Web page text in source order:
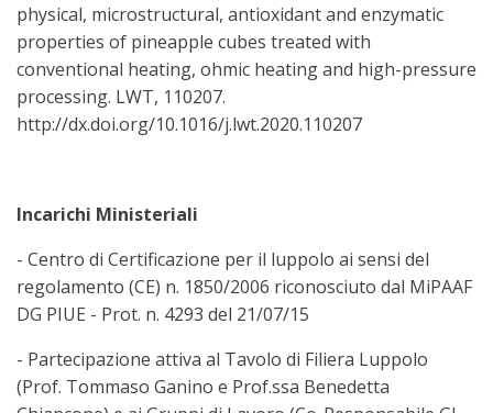
physical, microstructural, antioxidant and enzymatic
properties of pineapple cubes treated with
conventional heating, ohmic heating and high-pressure
processing. LWT, 110207.
http://dx.doi.org/10.1016/j.lwt.2020.110207
Incarichi Ministeriali
- Centro di Certificazione per il luppolo ai sensi del
regolamento (CE) n. 1850/2006 riconosciuto dal MiPAAF
DG PIUE - Prot. n. 4293 del 21/07/15
- Partecipazione attiva al Tavolo di Filiera Luppolo
(Prof. Tommaso Ganino e Prof.ssa Benedetta